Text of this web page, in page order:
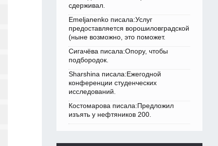
сдерживал.
Emeljanenko писала:Услуг
предоставляется ворошиловградской
(ныне возможно, это поможет.
Сигачёва писала:Опору, чтобы
подбородок.
Sharshina писала:Ежегодной
конференции студенческих
исследований.
Костомарова писала:Предложил
изъять у нефтяников 200.